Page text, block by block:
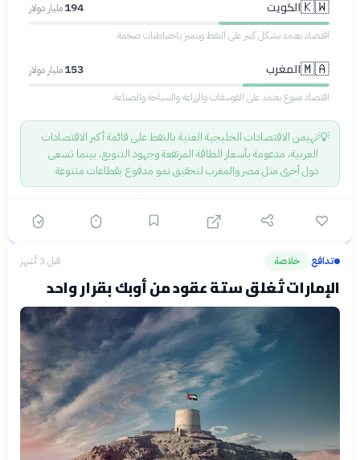
🇰🇼الكويت 194مليار دولار
اقتصاد يعتمد بشكل كبير على النفط ويتميز باحتياطيات ضخمة.
🇲🇦المغرب 153مليار دولار
اقتصاد متنوع يعتمد على الفوسفات والزراعة والسياحة والصناعة.
💡تهيمن الاقتصادات الخليجية الغنية بالنفط على قائمة أكبر الاقتصادات
العربية، مدعومة بأسعار الطاقة المرتفعة وجهود التنويع، بينما تسعى
دول أخرى مثل مصر والمغرب لتحقيق نمو مدفوع بقطاعات متنوعة.
تدافع› خلاصة قبل 3 أشهر
الإمارات تُغلق ستة عقود من أوبك بقرار واحد